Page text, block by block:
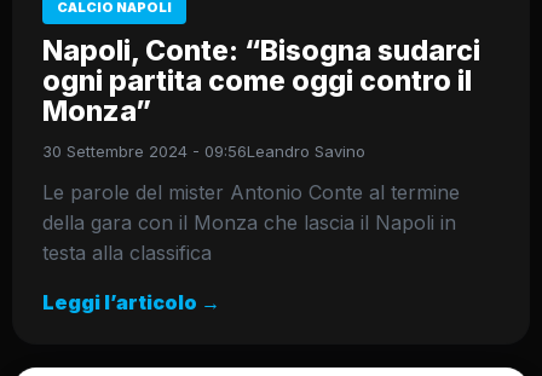
CALCIO NAPOLI
Napoli, Conte: “Bisogna sudarci
ogni partita come oggi contro il
Monza”
30 Settembre 2024 - 09:56Leandro Savino
Le parole del mister Antonio Conte al termine
della gara con il Monza che lascia il Napoli in
testa alla classifica
Leggi l’articolo →